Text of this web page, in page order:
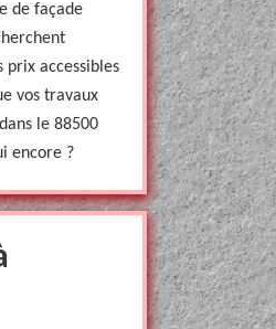
de façade
accessibles
vos travaux
le 88500
encore ?